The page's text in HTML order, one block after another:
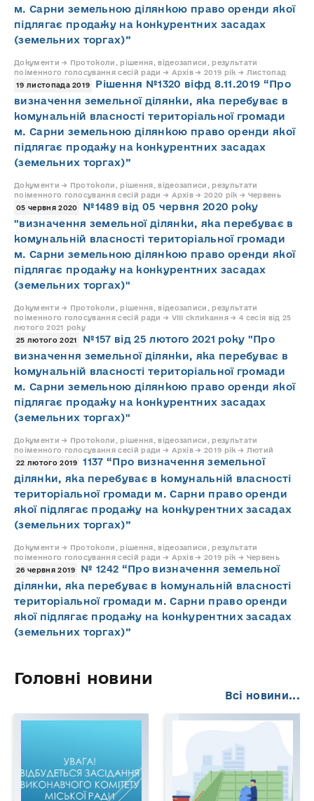
м. Сарни земельною ділянкою право оренди якої
підлягає продажу на конкурентних засадах
(земельних торгах)”
Документи → Протоколи, рішення, відеозаписи, результати
поіменного голосування сесій ради → Архів → 2019 рік → Листопад
19 листопада 2019
Рішення №1320 віфд 8.11.2019 “Про
визначення земельної ділянки, яка перебуває в
комунальній власності територіальної громади
м. Сарни земельною ділянкою право оренди якої
підлягає продажу на конкурентних засадах
(земельних торгах)”
Документи → Протоколи, рішення, відеозаписи, результати
поіменного голосування сесій ради → Архів → 2020 рік → Червень
05 червня 2020
№1489 від 05 червня 2020 року
"визначення земельної ділянки, яка перебуває в
комунальній власності територіальної громади
м. Сарни земельною ділянкою право оренди якої
підлягає продажу на конкурентних засадах
(земельних торгах)"
Документи → Протоколи, рішення, відеозаписи, результати
поіменного голосування сесій ради → VIII скликання → 4 сесія від 25
лютого 2021 року
25 лютого 2021
№157 від 25 лютого 2021 року "Про
визначення земельної ділянки, яка перебуває в
комунальній власності територіальної громади
м. Сарни земельною ділянкою право оренди якої
підлягає продажу на конкурентних засадах
(земельних торгах)"
Документи → Протоколи, рішення, відеозаписи, результати
поіменного голосування сесій ради → Архів → 2019 рік → Лютий
22 лютого 2019
1137 “Про визначення земельної
ділянки, яка перебуває в комунальній власності
територіальної громади м. Сарни право оренди
якої підлягає продажу на конкурентних засадах
(земельних торгах)”
Документи → Протоколи, рішення, відеозаписи, результати
поіменного голосування сесій ради → Архів → 2019 рік → Червень
26 червня 2019
№ 1242 “Про визначення земельної
ділянки, яка перебуває в комунальній власності
територіальної громади м. Сарни право оренди
якої підлягає продажу на конкурентних засадах
(земельних торгах)”
Головні новини
Всі новини...